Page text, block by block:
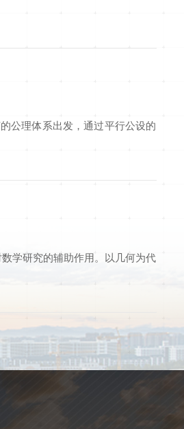
公理体系出发，通过平行公设的
学研究的辅助作用。以几何为代